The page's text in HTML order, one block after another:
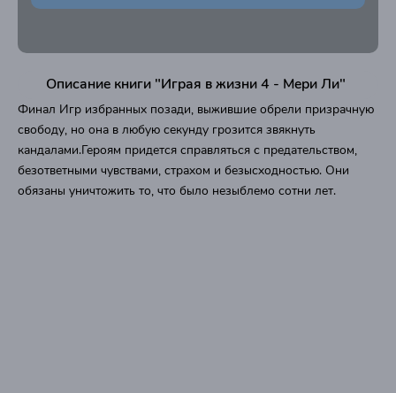
Описание книги "Играя в жизни 4 - Мери Ли"
Финал Игр избранных позади, выжившие обрели призрачную
свободу, но она в любую секунду грозится звякнуть
кандалами.Героям придется справляться с предательством,
безответными чувствами, страхом и безысходностью. Они
обязаны уничтожить то, что было незыблемо сотни лет.